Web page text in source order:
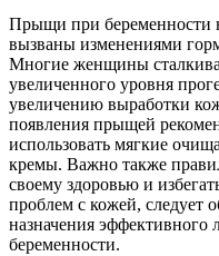
Прыщи при беременности
вызваны изменениями
Многие женщины
увеличенного уровня
увеличению выработки
появления прыщей
использовать мягкие
кремы. Важно также
своему здоровью и
проблем с кожей, следует
назначения эффективного
беременности.